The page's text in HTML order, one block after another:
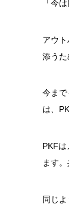
「今
アウ
添うた
今ま
は、
PKF
ます
同じ